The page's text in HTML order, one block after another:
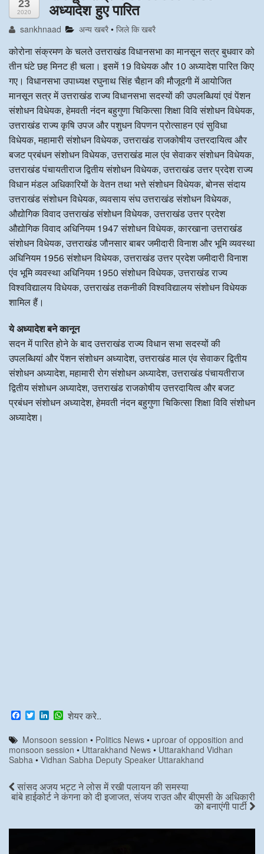
अन्य खबरै
23
2020 अध्यादेश हुए पारित
sankhnaad अन्य खबरै •जिले कि खबरै
कोरोना संक्रमण के चलते उत्तराखंड विधानसभा का मानसून सत्र बुधवार को
तीन घंटे छह मिनट ही चला। इसमें 19 विधेयक और 10 अध्यादेश पारित किए
गए। विधानसभा उपाध्यक्ष रघुनाथ सिंह चैहान की मौजूदगी में आयोजित
मानसून सत्र में उत्तराखंड राज्य विधानसभा सदस्यों की उपलब्धियां एवं पेंशन
संशोधन विधेयक, हेमवती नंदन बहुगुणा चिकित्सा शिक्षा विवि संशोधन विधेयक,
उत्तराखंड राज्य कृषि उपज और पशुधन विपणन प्रोत्साहन एवं सुविधा
विधेयक, महामारी संशोधन विधेयक, उत्तराखंड राजकोषीय उत्तरदायित्व और
बजट प्रबंधन संशोधन विधेयक, उत्तराखंड माल एंव सेवाकर संशोधन विधेयक,
उत्तराखंड पंचायतीराज द्वितीय संशोधन विधेयक, उत्तराखंड उत्तर प्रदेश राज्य
विधान मंडल अधिकारियों के वेतन तथा भत्ते संशोधन विधेयक, बोनस संदाय
उत्तराखंड संशोधन विधेयक, व्यवसाय संघ उत्तराखंड संशोधन विधेयक,
औद्योगिक विवाद उत्तराखंड संशोधन विधेयक, उत्तराखंड उत्तर प्रदेश
औद्योगिक विवाद अधिनियम 1947 संशोधन विधेयक, कारखाना उत्तराखंड
संशोधन विधेयक, उत्तराखंड जौनसार बाबर जमीदारी विनाश और भूमि व्यवस्था
अधिनियम 1956 संशोधन विधेयक, उत्तराखंड उत्तर प्रदेश जमीदारी विनाश
एंव भूमि व्यवस्था अधिनियम 1950 संशोधन विधेयक, उत्तराखंड राज्य
विश्वविद्यालय विधेयक, उत्तराखंड तकनीकी विश्वविद्यालय संशोधन विधेयक
शामिल हैं।
ये अध्यादेश बने कानून
सदन में पारित होने के बाद उत्तराखंड राज्य विधान सभा सदस्यों की
उपलब्धियां और पेंशन संशोधन अध्यादेश, उत्तराखंड माल एंव सेवाकर द्वितीय
संशोधन अध्यादेश, महामारी रोग संशोधन अध्यादेश, उत्तराखंड पंचायतीराज
द्वितीय संशोधन अध्यादेश, उत्तराखंड राजकोषीय उत्तरदायित्व और बजट
प्रबंधन संशोधन अध्यादेश, हेमवती नंदन बहुगुणा चिकित्सा शिक्षा विवि संशोधन
अध्यादेश।
F
a
c
e
b
o
k
T
w
t
t
e
L
k
e
d
n
W
t
s
A
p
शेयर करे..
Monsoon session • Politics News • uproar of opposition and
monsoon session • Uttarakhand News • Uttarakhand Vidhan
Sabha • Vidhan Sabha Deputy Speaker Uttarakhand
सांसद अजय भट्ट ने लोस में रखी पलायन की समस्या
बांबे हाईकोर्ट ने कंगना को दी इजाजत, संजय राउत और बीएमसी के अधिकारी
को बनाएंगी पार्टी